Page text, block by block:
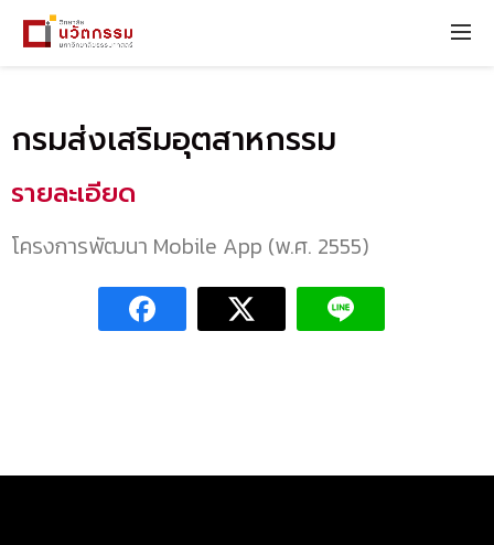
กรมส่งเสริมอุตสาหกรรม
รายละเอียด
โครงการพัฒนา Mobile App (พ.ศ. 2555)